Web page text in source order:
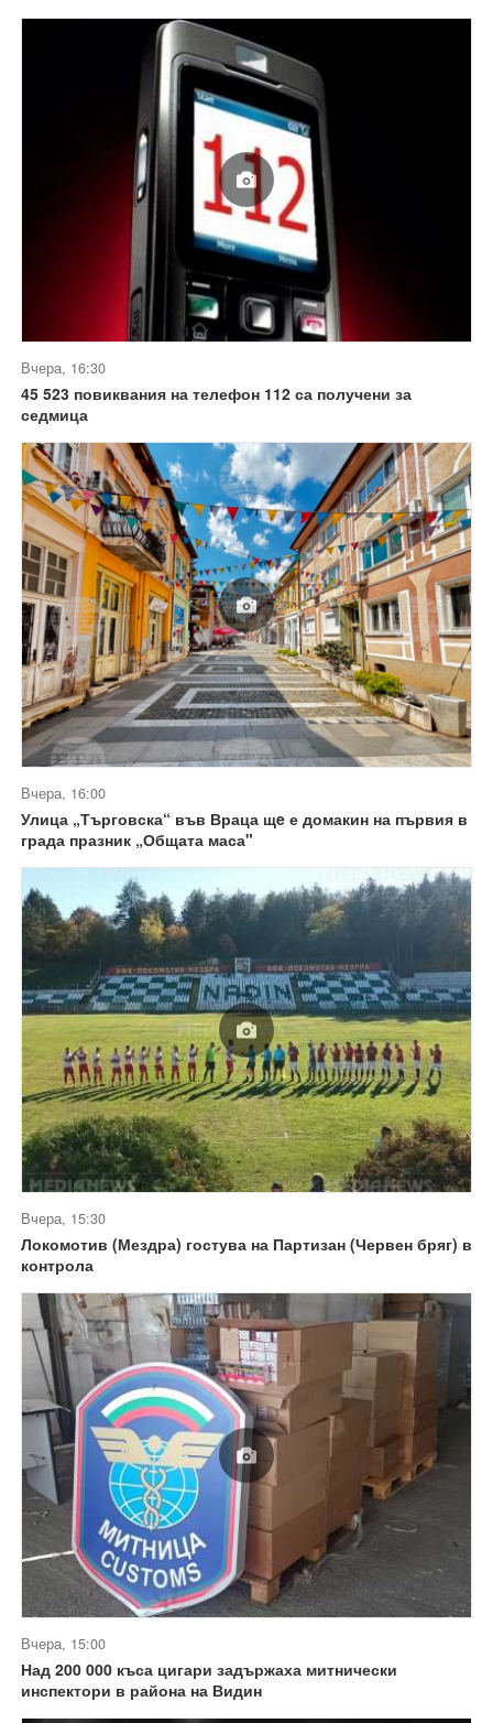
Вчера, 16:30
45 523 повиквания на телефон 112 са получени за
седмица
Вчера, 16:00
Улица „Търговска“ във Враца щe е домакин на първия в
града празник „Общата маса"
Вчера, 15:30
Локомотив (Мездра) гостува на Партизан (Червен бряг) в
контрола
Вчера, 15:00
Над 200 000 къса цигари задържаха митнически
инспектори в района на Видин